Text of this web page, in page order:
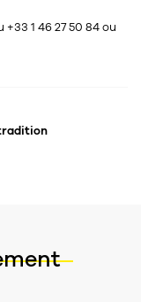
1 46 27 50 84ou